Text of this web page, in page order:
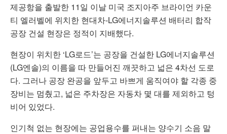
제공항을 출발한 11일 이날 미국 조지아주 브라이언 카운
티 엘러벨에 위치한 현대차-LG에너지솔루션 배터리 합작
공장 건설 현장은 정적이 지배했다.
현장이 위치한 ‘LG로드’는 공장을 건설한 LG에너지솔루션
(LG엔솔)의 이름을 따 만들어진 깨끗하고 넓은 4차선 도로
다. 그러나 공장 완공을 앞두고 바쁘게 움직여야 할 각종 중
장비는 멈췄고, 넓은 주차장은 자동차 몇 대를 제외하고 텅
비어 있었다.
인기척 없는 현장에는 공업용수를 퍼내는 양수기 소음 말